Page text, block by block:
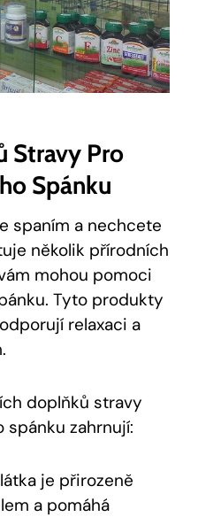
Stravy Pro
Spánku
spaním a nechcete
několik přírodních
mohou pomoci
Tyto produkty
relaxaci a
doplňků stravy
zahrnují:
je přirozeně
a pomáhá